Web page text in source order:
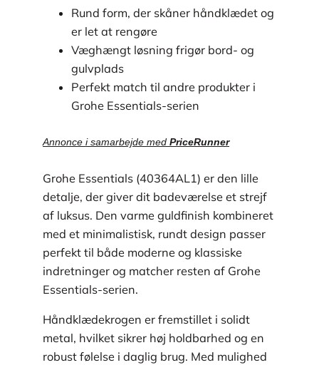
Rund form, der skåner håndklædet og
er let at rengøre
Væghængt løsning frigør bord- og
gulvplads
Perfekt match til andre produkter i
Grohe Essentials-serien
Annonce i samarbejde med PriceRunner
Grohe Essentials (40364AL1) er den lille
detalje, der giver dit badeværelse et strejf
af luksus. Den varme guldfinish kombineret
med et minimalistisk, rundt design passer
perfekt til både moderne og klassiske
indretninger og matcher resten af Grohe
Essentials-serien.
Håndklædekrogen er fremstillet i solidt
metal, hvilket sikrer høj holdbarhed og en
robust følelse i daglig brug. Med mulighed